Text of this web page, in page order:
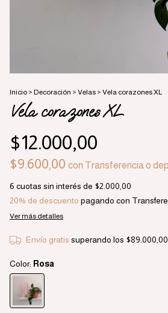
Inicio > Decoración > Velas > Vela corazones XL
Vela corazones XL
$12.000,00
$9.600,00 con Transferencia o
6 cuotas sin interés de $2.000,00
20% de descuento pagando con
Ver más detalles
Envío gratis superando los $89.000,00
Color: Rosa